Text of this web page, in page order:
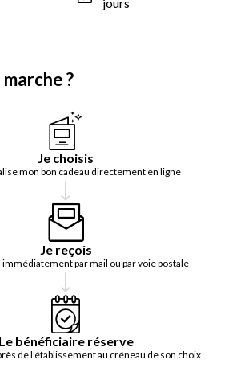
?
Je choisis
mon bon cadeau directement en ligne
Je reçois
immédiatement par mail ou par voie postale
Le bénéficiaire réserve
de l'établissement au créneau de son choix